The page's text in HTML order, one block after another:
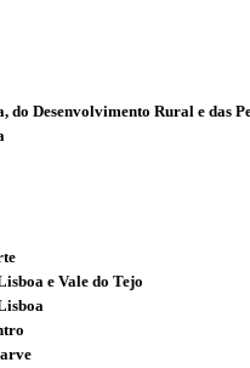
Desenvolvimento Rural e das
e Vale do Tejo